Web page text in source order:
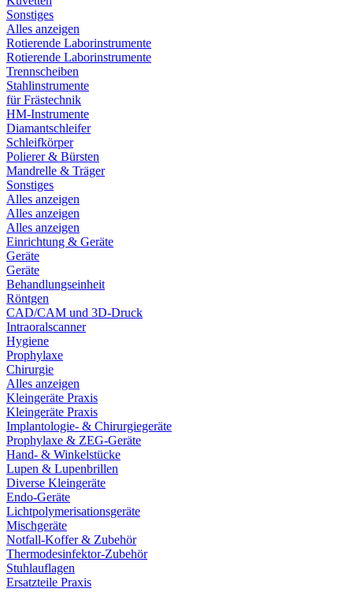
Sonstiges
Alles anzeigen
Rotierende Laborinstrumente
Rotierende Laborinstrumente
Trennscheiben
Stahlinstrumente
für Frästechnik
HM-Instrumente
Diamantschleifer
Schleifkörper
Polierer & Bürsten
Mandrelle & Träger
Sonstiges
Alles anzeigen
Alles anzeigen
Alles anzeigen
Einrichtung & Geräte
Geräte
Geräte
Behandlungseinheit
Röntgen
CAD/CAM und 3D-Druck
Intraoralscanner
Hygiene
Prophylaxe
Chirurgie
Alles anzeigen
Kleingeräte Praxis
Kleingeräte Praxis
Implantologie- & Chirurgiegeräte
Prophylaxe & ZEG-Geräte
Hand- & Winkelstücke
Lupen & Lupenbrillen
Diverse Kleingeräte
Endo-Geräte
Lichtpolymerisationsgeräte
Mischgeräte
Notfall-Koffer & Zubehör
Thermodesinfektor-Zubehör
Stuhlauflagen
Ersatzteile Praxis